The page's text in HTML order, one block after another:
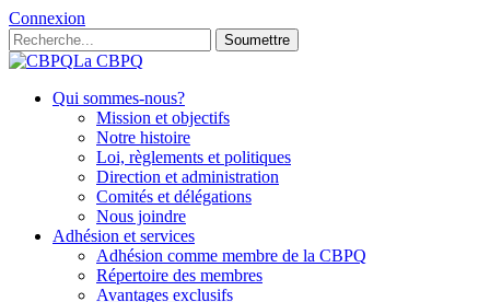
Connexion
Soumettre
La CBPQ
Qui sommes-nous?
Mission et objectifs
Notre histoire
Loi, règlements et politiques
Direction et administration
Comités et délégations
Nous joindre
Adhésion et services
Adhésion comme membre de la CBPQ
Répertoire des membres
Avantages exclusifs